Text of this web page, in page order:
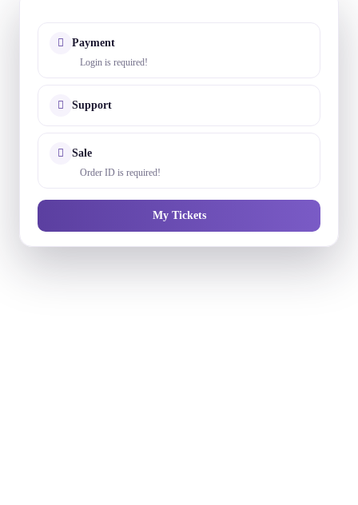
Payment
Login is required!
Support
Sale
Order ID is required!
My Tickets